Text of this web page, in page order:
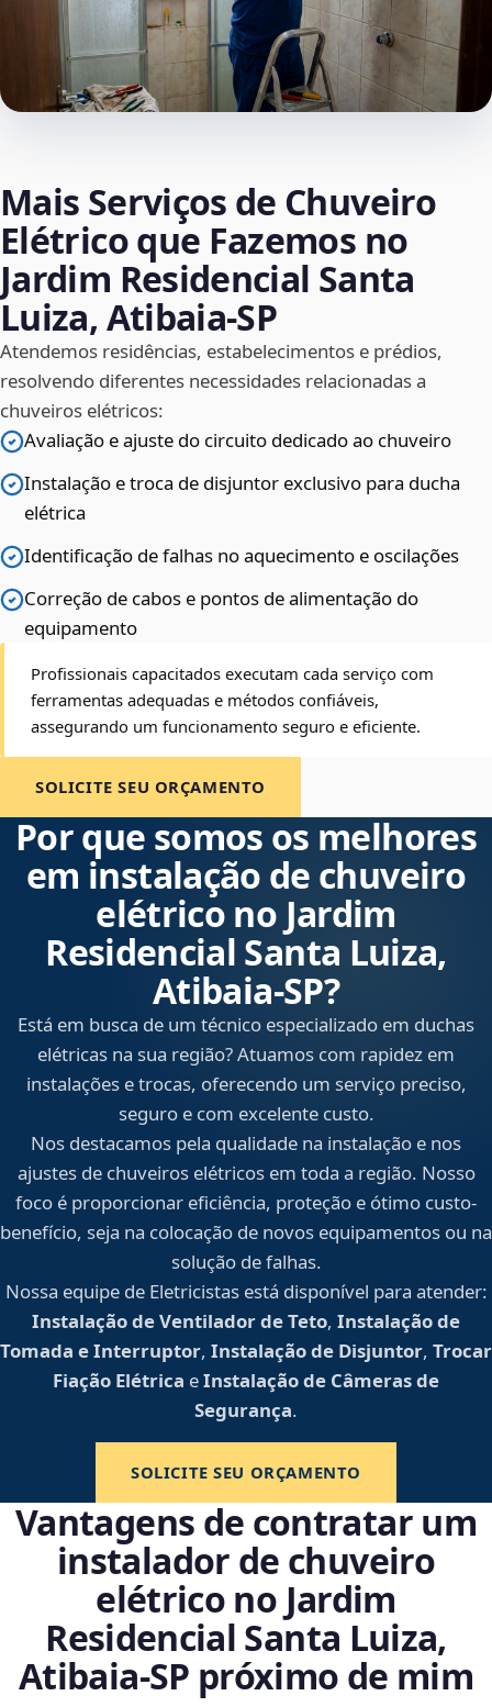
Mais Serviços de Chuveiro
Elétrico que Fazemos no
Jardim Residencial Santa
Luiza, Atibaia‑SP
Atendemos residências, estabelecimentos e prédios,
resolvendo diferentes necessidades relacionadas a
chuveiros elétricos:
Avaliação e ajuste do circuito dedicado ao chuveiro
Instalação e troca de disjuntor exclusivo para ducha
elétrica
Identificação de falhas no aquecimento e oscilações
Correção de cabos e pontos de alimentação do
equipamento
Profissionais capacitados executam cada serviço com
ferramentas adequadas e métodos confiáveis,
assegurando um funcionamento seguro e eficiente.
SOLICITE SEU ORÇAMENTO
Por que somos os melhores
em instalação de chuveiro
elétrico no Jardim
Residencial Santa Luiza,
Atibaia‑SP?
Está em busca de um técnico especializado em duchas
elétricas na sua região? Atuamos com rapidez em
instalações e trocas, oferecendo um serviço preciso,
seguro e com excelente custo.
Nos destacamos pela qualidade na instalação e nos
ajustes de chuveiros elétricos em toda a região. Nosso
foco é proporcionar eficiência, proteção e ótimo custo-
benefício, seja na colocação de novos equipamentos ou na
solução de falhas.
Nossa equipe de Eletricistas está disponível para atender:
Instalação de Ventilador de Teto, Instalação de
Tomada e Interruptor, Instalação de Disjuntor, Trocar
Fiação Elétrica eInstalação de Câmeras de
Segurança.
SOLICITE SEU ORÇAMENTO
Vantagens de contratar um
instalador de chuveiro
elétrico no Jardim
Residencial Santa Luiza,
Atibaia‑SP próximo de mim